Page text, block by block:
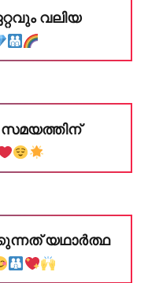
വലിയ
യഥാർത്ഥ